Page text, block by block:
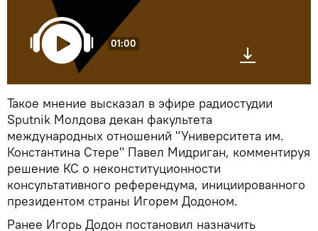
01:00
Такое мнение высказал в эфире радиостудии
Sputnik Молдова декан факультета
международных отношений "Университета им.
Константина Стере" Павел Мидриган, комментируя
решение КС о неконституционности
консультативного референдума, инициированного
президентом страны Игорем Додоном.
Ранее Игорь Додон постановил назначить